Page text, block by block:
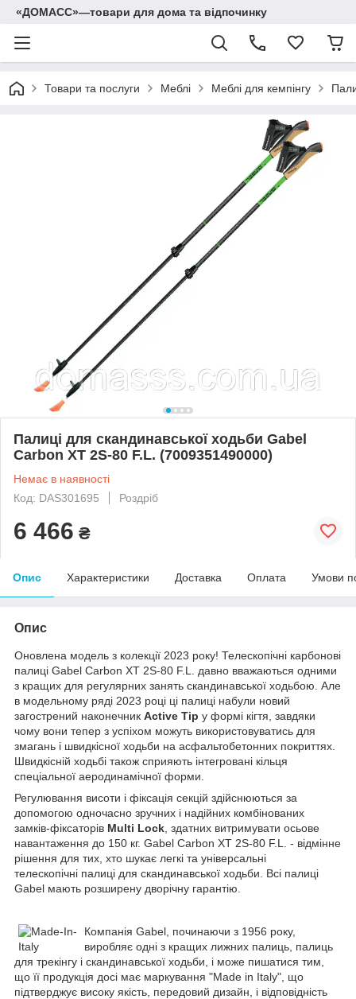
«ДОМАСС»—товари для дома та відпочинку
Товари та послуги Меблі Меблі для кемпінгу
Палиці для скандинавської ходьби Gabel
Carbon XT 2S-80 F.L. (7009351490000)
Немає в наявності
Код: DAS301695
Роздріб
6 466 ₴
Опис Характеристики Доставка Оплата Умови
Опис
Оновлена модель з колекції 2023 року! Телескопічні карбонові
палиці Gabel Carbon XT 2S-80 F.L. давно вважаються одними
з кращих для регулярних занять скандинавської ходьбою. Але
в модельному ряді 2023 році ці палиці набули новий
загострений наконечник Active Tip у формі кігтя, завдяки
чому вони тепер з успіхом можуть використовуватись для
змагань і швидкісної ходьби на асфальтобетонних покриттях.
Швидкісній ходьбі також сприяють інтегровані кільця
спеціальної аеродинамічної форми.
Регулювання висоти і фіксація секцій здійснюються за
допомогою одночасно зручних і надійних комбінованих
замків-фіксаторів Multi Lock , здатних витримувати осьове
навантаження до 150 кг. Gabel Carbon XT 2S-80 F.L. - відмінне
рішення для тих, хто шукає легкі та універсальні
телескопічні палиці для скандинавської ходьби. Всі палиці
Gabel мають розширену дворічну гарантію.
Компанія Gabel, починаючи з 1956 року,
виробляє одні з кращих лижних палиць, палиць
для трекінгу і скандинавської ходьби, і може пишатися тим,
що її продукція досі має маркування "Made in Italy", що
підтверджує високу якість, передовий дизайн, і відповідність